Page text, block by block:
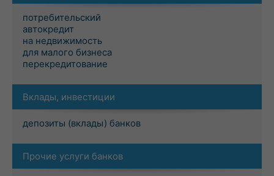
потребительский
автокредит
на недвижимость
для малого бизнеса
перекредитование
Вклады, инвестиции
депозиты (вклады) банков
Прочие услуги банков